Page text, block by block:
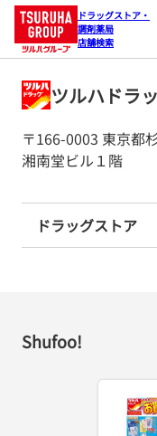
ドラッグストア・
調剤薬局
店舗検索
ツルハドラ
〒166-0003 東京都
湘南堂ビル１階
ドラッグストア
Shufoo!